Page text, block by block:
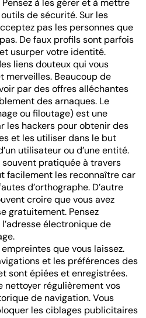
à les gérer et à mettre
de sécurité. Sur les
pas les personnes que
De faux profils sont parfois
usurper votre identité.
liens douteux qui vous
merveilles. Beaucoup de
par des offres alléchantes
des arnaques. Le
ou filoutage) est une
les hackers pour obtenir des
et les utiliser dans le but
utilisateur ou d’une entité.
pratiquée à travers
facilement les reconnaître car
d’orthographe. D’autre
croire que vous avez
gratuitement. Pensez
électronique de
que vous laissez.
et les préférences des
sont épiées et enregistrées.
nettoyer régulièrement vos
de navigation. Vous
les ciblages publicitaires